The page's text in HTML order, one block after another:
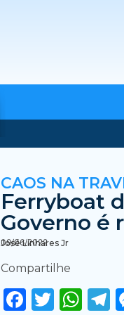
CAOS NA
Ferryboat
Governo é
José Linhares Jr
09/06/2022
Compartilhe